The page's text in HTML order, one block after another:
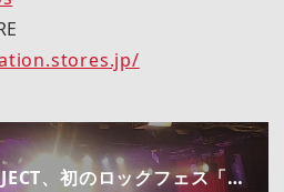
、初のロックフェス「…